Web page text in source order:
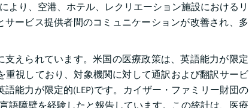
より、空港、ホテル、レクリエーション施設におけるリ
ービス提供者間のコミュニケーションが改善され、多
えられています。米国の医療政策は、英語能力が限定
視しており、対象機関に対して通訳および翻訳サービ
能力が限定的(LEP)です。カイザー・ファミリー財団の
語障壁を経験したと報告しています。この統計は、医療